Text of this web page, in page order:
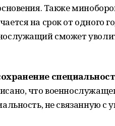
Также
на срок от одного
сможет
что
не связанную